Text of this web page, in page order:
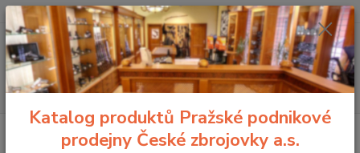
Menu
Hledat
+420 225 375 800
Ochranné prostředky Střelecké brýle Revision
střeleckým brýlím Revision
Katalog produktů Pražské podnikové
prodejny České zbrojovky a.s.